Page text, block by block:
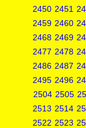
2450 2451
2459 2460
2468 2469
2477 2478
2486 2487
2495 2496
2504 2505
2513 2514
2522 2523